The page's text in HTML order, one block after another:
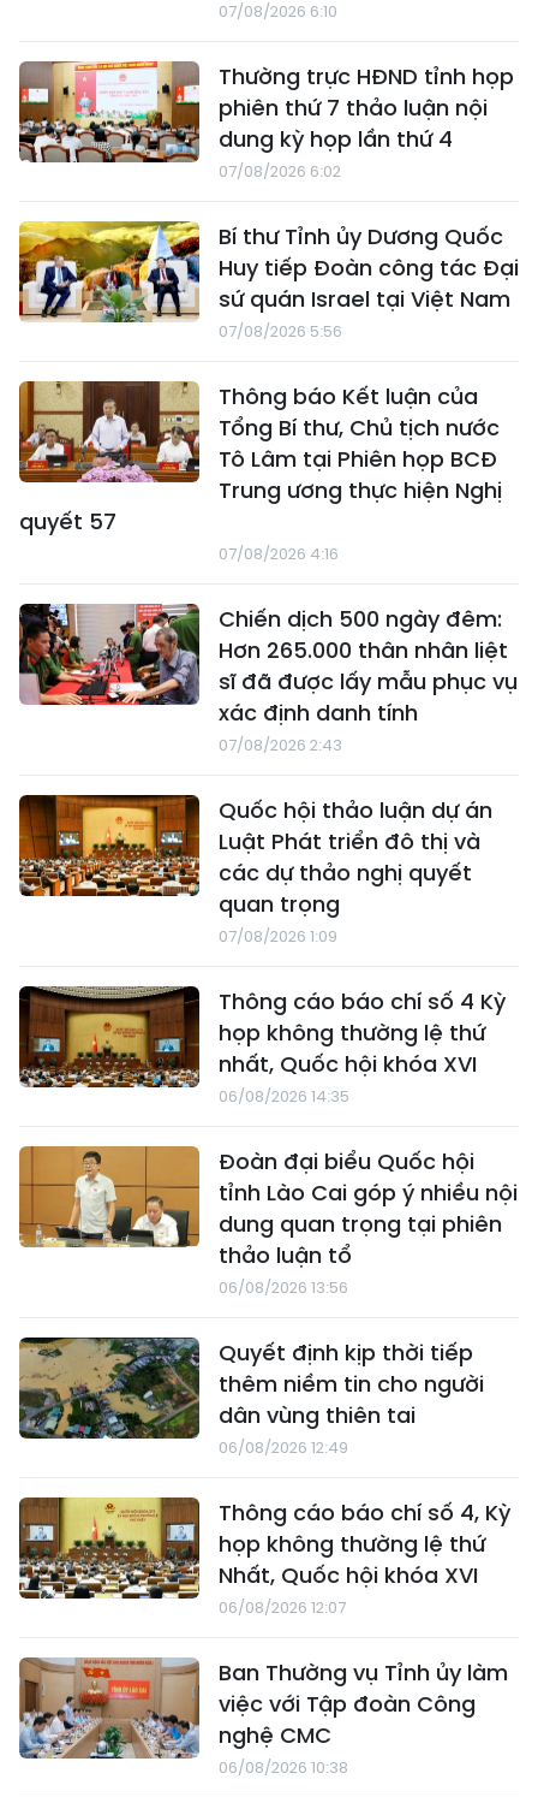
07/08/2026 6:10
Thường trực HĐND tỉnh họp
phiên thứ 7 thảo luận nội
dung kỳ họp lần thứ 4
07/08/2026 6:02
Bí thư Tỉnh ủy Dương Quốc
Huy tiếp Đoàn công tác Đại
sứ quán Israel tại Việt Nam
07/08/2026 5:56
Thông báo Kết luận của
Tổng Bí thư, Chủ tịch nước
Tô Lâm tại Phiên họp BCĐ
Trung ương thực hiện Nghị
quyết 57
07/08/2026 4:16
Chiến dịch 500 ngày đêm:
Hơn 265.000 thân nhân liệt
sĩ đã được lấy mẫu phục vụ
xác định danh tính
07/08/2026 2:43
Quốc hội thảo luận dự án
Luật Phát triển đô thị và
các dự thảo nghị quyết
quan trọng
07/08/2026 1:09
Thông cáo báo chí số 4 Kỳ
họp không thường lệ thứ
nhất, Quốc hội khóa XVI
06/08/2026 14:35
Đoàn đại biểu Quốc hội
tỉnh Lào Cai góp ý nhiều nội
dung quan trọng tại phiên
thảo luận tổ
06/08/2026 13:56
Quyết định kịp thời tiếp
thêm niềm tin cho người
dân vùng thiên tai
06/08/2026 12:49
Thông cáo báo chí số 4, Kỳ
họp không thường lệ thứ
Nhất, Quốc hội khóa XVI
06/08/2026 12:07
Ban Thường vụ Tỉnh ủy làm
việc với Tập đoàn Công
nghệ CMC
06/08/2026 10:38